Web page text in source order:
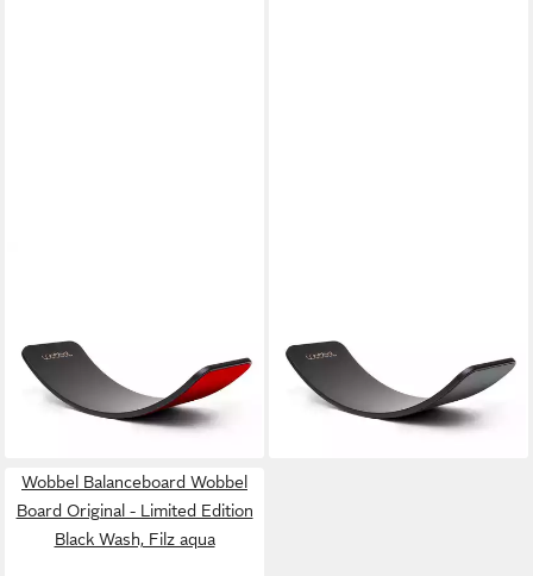
Wash, Filz rot
129,36 €
UVP
-28%
lieferbar - in 3-4 Werktagen bei dir
Wash, Filz mausgrau
129,36 €
UVP
-28%
lieferbar - in 3-4 Werktagen bei dir
Wobbel Balanceboard Wobbel
Board Original - Limited Edition
Black Wash, Filz aqua